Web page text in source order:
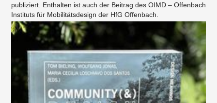
publiziert. Enthalten ist auch der Beitrag des OIMD – Offenbach
Instituts für Mobilitätsdesign der HfG Offenbach.